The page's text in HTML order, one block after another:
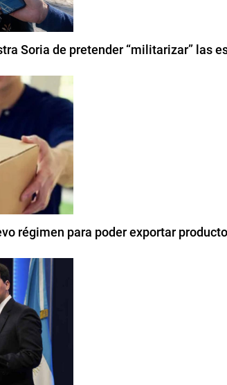
Soria de pretender “militarizar” las
régimen para poder exportar